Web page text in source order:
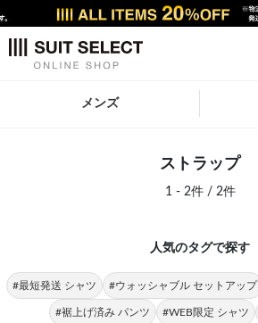
メンズ
ストラップ
1 - 2件 / 2件
人気のタグで探す
#最短発送 シャツ #ウォッシャブル セットアップ
#裾上げ済み パンツ #WEB限定 シャツ